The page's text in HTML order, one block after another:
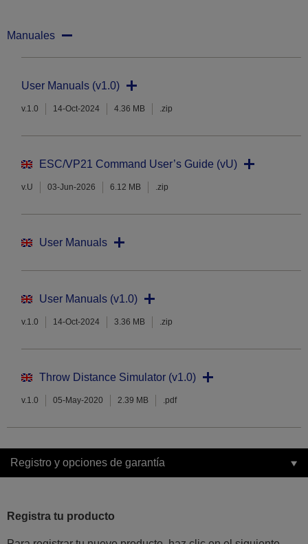
Manuales
User Manuals (v1.0)
v.1.0 14-Oct-2024 4.36 MB .zip
ESC/VP21 Command User’s Guide (vU)
v.U 03-Jun-2026 6.12 MB .zip
User Manuals
User Manuals (v1.0)
v.1.0 14-Oct-2024 3.36 MB .zip
Throw Distance Simulator (v1.0)
v.1.0 05-May-2020 2.39 MB .pdf
Registro y opciones de garantía
Registra tu producto